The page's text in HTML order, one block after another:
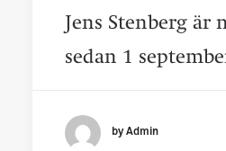
Jens Stenberg är
sedan 1
by Admin